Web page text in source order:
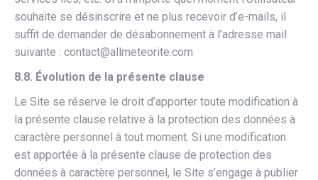
souhaite se désinscrire et ne plus recevoir d’e-mails, il
suffit de demander de désabonnement à l’adresse mail
suivante : contact@allmeteorite.com
8.8. Évolution de la présente clause
Le Site se réserve le droit d’apporter toute modification à
la présente clause relative à la protection des données à
caractère personnel à tout moment. Si une modification
est apportée à la présente clause de protection des
données à caractère personnel, le Site s’engage à publier